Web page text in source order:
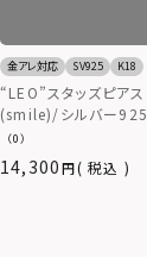
金アレ対応 SV925 K18
“LEO”スタッズピアス
(smile)/シルバー925
14,300 税込
（0）